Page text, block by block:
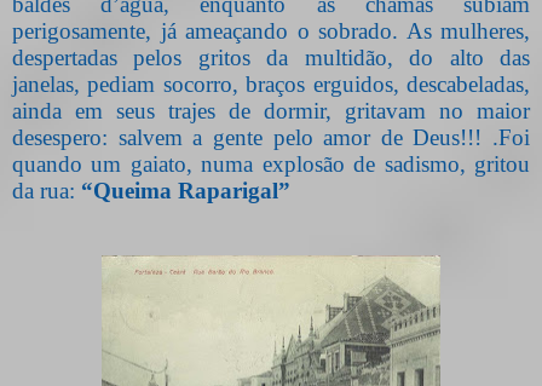
perigosamente, já ameaçando o sobrado. As mulheres,
despertadas pelos gritos da multidão, do alto das
janelas, pediam socorro, braços erguidos, descabeladas,
ainda em seus trajes de dormir, gritavam no maior
desespero: salvem a gente pelo amor de Deus!!! .Foi
quando um gaiato, numa explosão de sadismo, gritou
da rua: “Queima Raparigal”